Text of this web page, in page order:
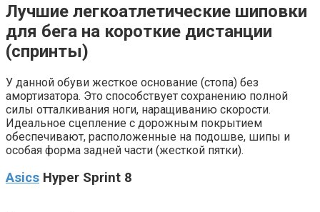
Лучшие легкоатлетические шиповки
для бега на короткие дистанции
(спринты)
У данной обуви жесткое основание (стопа) без
амортизатора. Это способствует сохранению полной
силы отталкивания ноги, наращиванию скорости.
Идеальное сцепление с дорожным покрытием
обеспечивают, расположенные на подошве, шипы и
особая форма задней части (жесткой пятки).
Asics Hyper Sprint 8